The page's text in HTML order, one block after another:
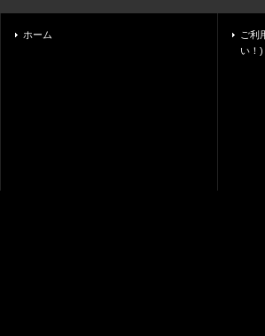
ホーム
ご利
い！)